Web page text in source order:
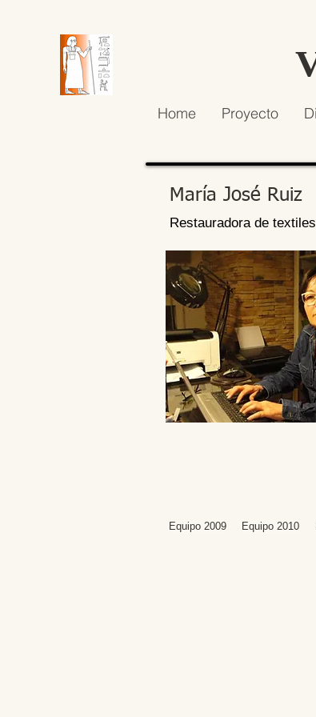
Home Proyecto
María José Ruiz
Restauradora de textiles
Equipo 2009 Equipo 2010